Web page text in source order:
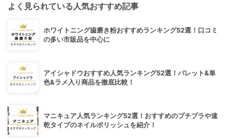
よく見られている人気おすすめ記事
ホワイトニング歯磨き粉おすすめランキング52選！口コミ
の多い市販品を中心に
アイシャドウおすすめ人気ランキング52選！パレット&単
色&ラメ入り商品を徹底比較！
マニキュア人気ランキング52選！おすすめのプチプラや速
乾タイプのネイルポリッシュを紹介！